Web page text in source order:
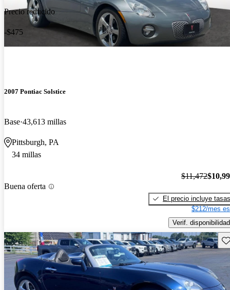
Precio reducido
-$475
2007 Pontiac Solstice
Base 43,613 millas
Pittsburgh, PA
34 millas
Buena oferta
$11,472
El precio incluye tasas
$212/mes
Verif. disponibilidad